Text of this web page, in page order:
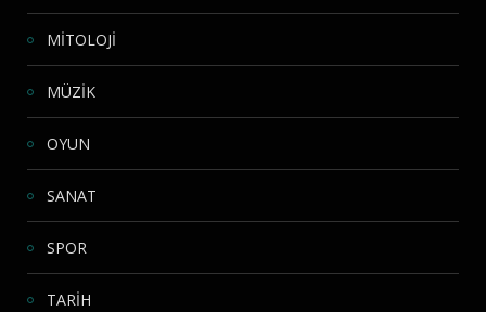
MİTOLOJİ
MÜZİK
OYUN
SANAT
SPOR
TARİH